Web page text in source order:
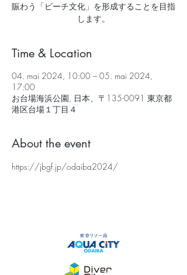
賑わう「ビーチ文化」を形成することを目指
します。
Time & Location
04. mai 2024, 10:00 – 05. mai 2024,
17:00
お台場海浜公園, 日本、〒135-0091 東京都
港区台場１丁目４
About the event
https://jbgf.jp/odaiba2024/